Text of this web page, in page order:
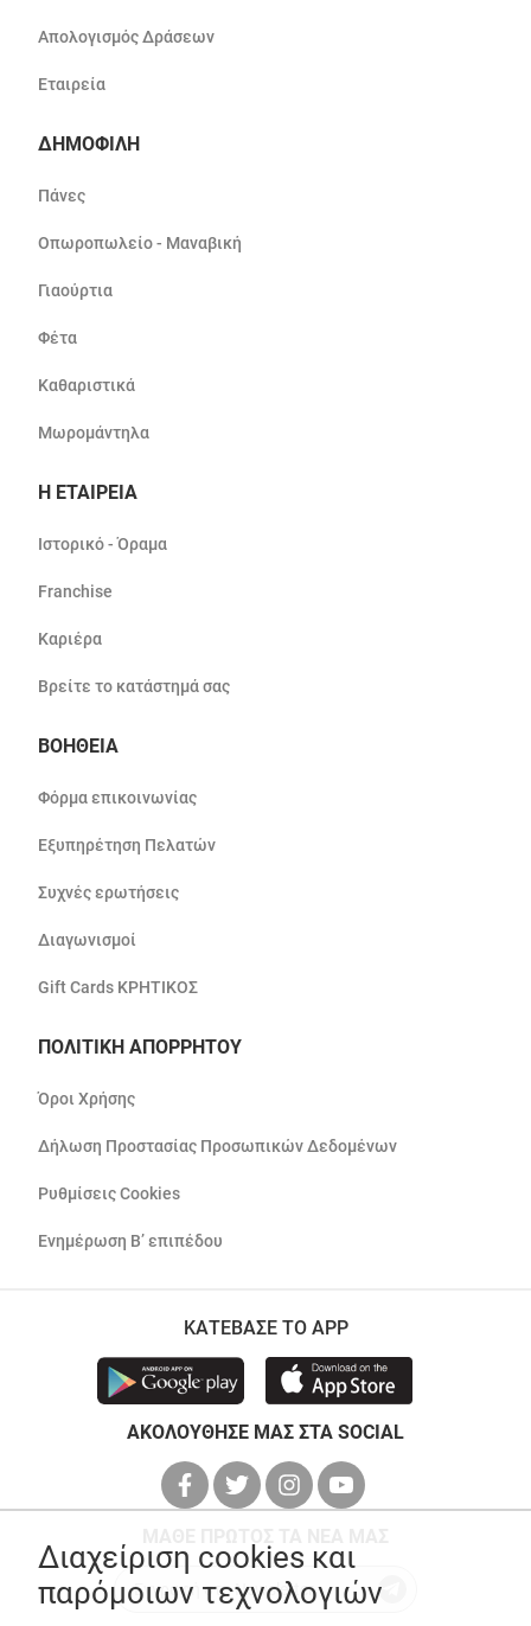
Απολογισμός Δράσεων
Εταιρεία
ΔΗΜΟΦΙΛΗ
Πάνες
Οπωροπωλείο - Μαναβική
Γιαούρτια
Φέτα
Καθαριστικά
Μωρομάντηλα
Η ΕΤΑΙΡΕΙΑ
Ιστορικό - Όραμα
Franchise
Καριέρα
Βρείτε το κατάστημά σας
ΒΟΗΘΕΙΑ
Φόρμα επικοινωνίας
Εξυπηρέτηση Πελατών
Συχνές ερωτήσεις
Διαγωνισμοί
Gift Cards ΚΡΗΤΙΚΟΣ
ΠΟΛΙΤΙΚΗ ΑΠΟΡΡΗΤΟΥ
Όροι Χρήσης
Δήλωση Προστασίας Προσωπικών Δεδομένων
Ρυθμίσεις Cookies
Ενημέρωση Β’ επιπέδου
ΚΑΤΕΒΑΣΕ ΤΟ APP
ΑΚΟΛΟΥΘΗΣΕ ΜΑΣ ΣΤΑ SOCIAL
Διαχείριση cookies και
παρόμοιων τεχνολογιών